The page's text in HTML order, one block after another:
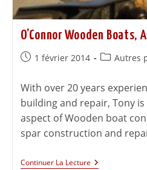
O’Connor Wooden Boats,
1 février 2014 Autres
With over 20 years
building and repair, Tony
aspect of Wooden boat
spar construction and
Continuer La Lecture